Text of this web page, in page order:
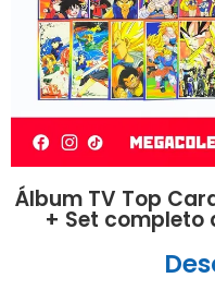
Álbum TV Top
+ Set